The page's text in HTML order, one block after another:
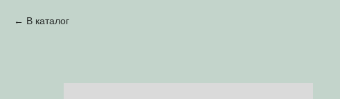
В каталог